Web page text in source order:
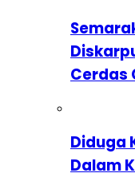
Cerdas
Diduga
Dalam